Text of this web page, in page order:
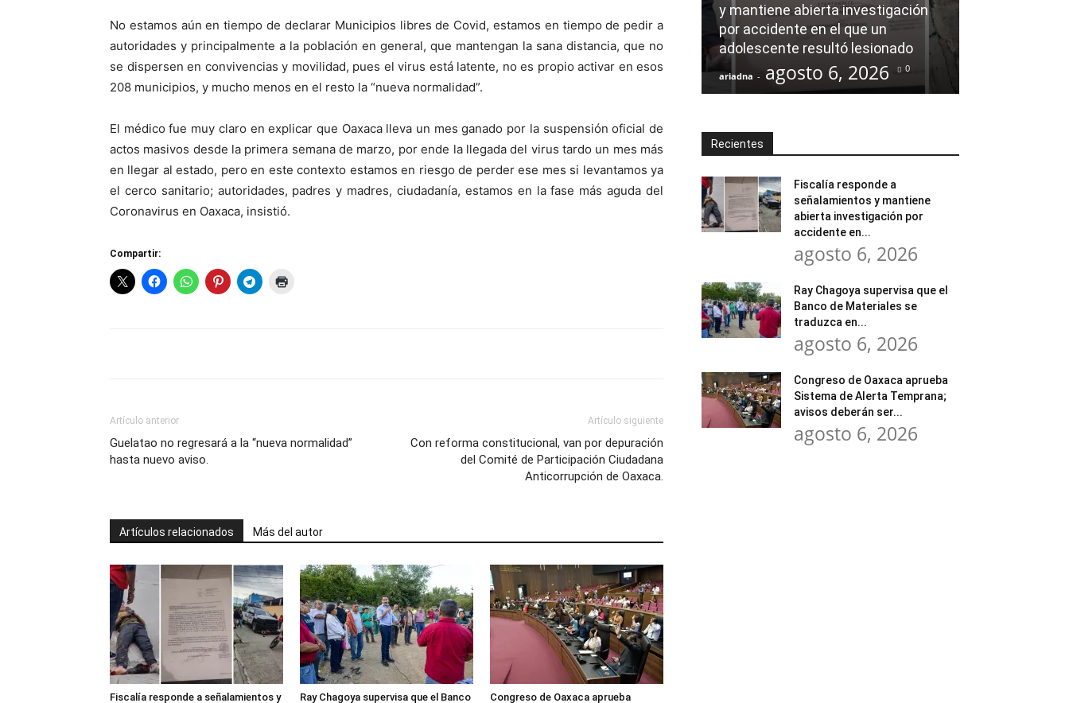
No estamos aún en tiempo de declarar Municipios libres de Covid, estamos en tiempo de pedir a
autoridades y principalmente a la población en general, que mantengan la sana distancia, que no
se dispersen en convivencias y movilidad, pues el virus está latente, no es propio activar en esos
208 municipios, y mucho menos en el resto la “nueva normalidad”.
El médico fue muy claro en explicar que Oaxaca lleva un mes ganado por la suspensión oficial de
actos masivos desde la primera semana de marzo, por ende la llegada del virus tardo un mes más
en llegar al estado, pero en este contexto estamos en riesgo de perder ese mes si levantamos ya
el cerco sanitario; autoridades, padres y madres, ciudadanía, estamos en la fase más aguda del
Coronavirus en Oaxaca, insistió.
Compartir:
Artículo anterior
Guelatao no regresará a la “nueva normalidad”
hasta nuevo aviso.
Artículo siguiente
Con reforma constitucional, van por depuración
del Comité de Participación Ciudadana
Anticorrupción de Oaxaca.
Artículos relacionados Más del autor
Fiscalía responde a señalamientos y Ray Chagoya supervisa que el Banco Congreso de Oaxaca aprueba
y mantiene abierta investigación
por accidente en el que un
adolescente resultó lesionado
ariadna - agosto 6, 2026 0
Recientes
Fiscalía responde a
señalamientos y mantiene
abierta investigación por
accidente en...
agosto 6, 2026
Ray Chagoya supervisa que el
Banco de Materiales se
traduzca en...
agosto 6, 2026
Congreso de Oaxaca aprueba
Sistema de Alerta Temprana;
avisos deberán ser...
agosto 6, 2026